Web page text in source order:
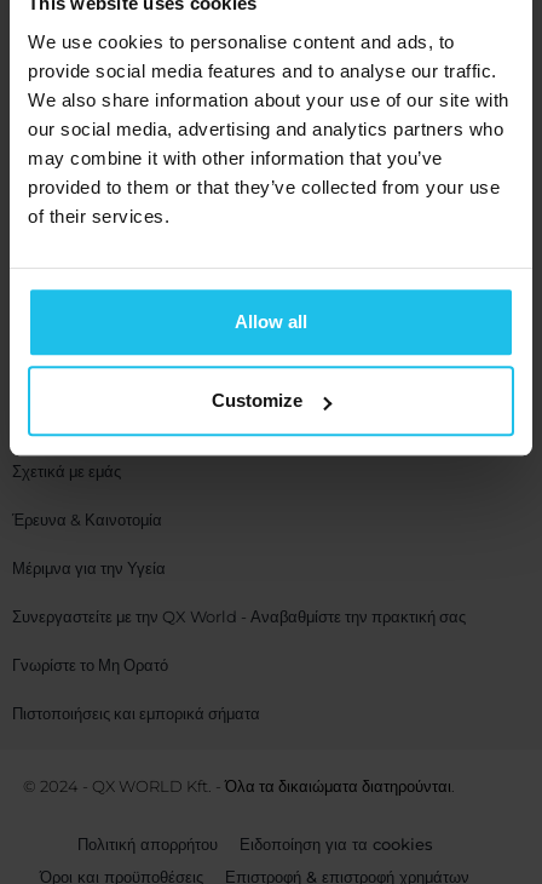
We use cookies to personalise content and ads, to
provide social media features and to analyse our traffic.
We also share information about your use of our site with
our social media, advertising and analytics partners who
may combine it with other information that you’ve
provided to them or that they’ve collected from your use
of their services.
Allow all
Customize
Υποστήριξη
Κέντρο Μέσων Ενημέρωσης
Ακαδημία
QX Εκδηλώσεις
Εταιρία
Σχετικά με εμάς
Έρευνα & Καινοτομία
Μέριμνα για την Υγεία
Συνεργαστείτε με την QX World - Αναβαθμίστε την πρακτική σας
Γνωρίστε το Μη Ορατό
Πιστοποιήσεις και εμπορικά σήματα
© 2024 - QX WORLD Kft. - Όλα τα δικαιώματα διατηρούνται.
Πολιτική απορρήτου
Ειδοποίηση για τα cookies
Όροι και προϋποθέσεις
Επιστροφή & επιστροφή χρημάτων